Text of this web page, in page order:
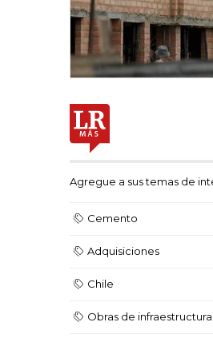
Agregue a sus temas de
Cemento
Adquisiciones
Chile
Obras de infraestructura